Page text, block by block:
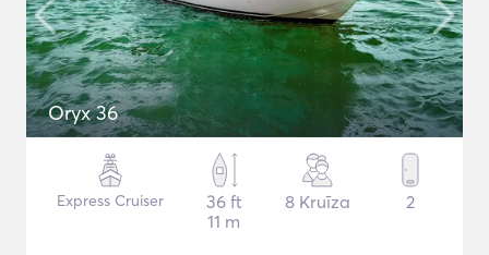
Oryx 36
Express Cruiser
36 ft
11 m
8 Kruīza 2